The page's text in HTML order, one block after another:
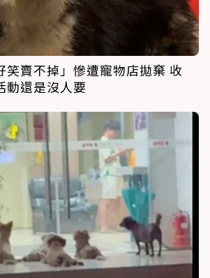
笑賣不掉」慘遭寵物店拋棄 收
動還是沒人要